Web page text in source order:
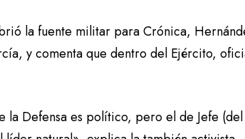
la fuente militar para Crónica,
y comenta que dentro del Ejército,
la Defensa es político, pero el de Jefe